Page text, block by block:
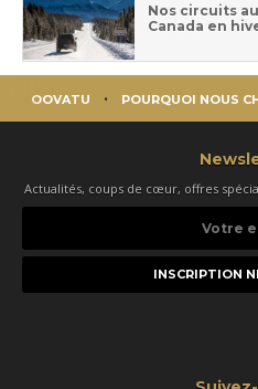
Nos circuits au
Canada en
OOVATU POURQUOI NOUS
Actualités, coups de cœur, offres
e-